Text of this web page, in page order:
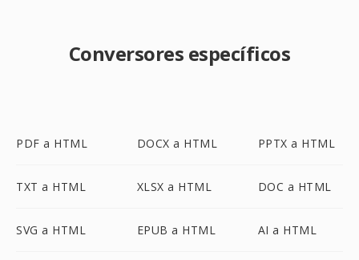
Conversores específicos
PDF a HTML DOCX a HTML PPTX a HTML
TXT a HTML XLSX a HTML DOC a HTML
SVG a HTML EPUB a HTML AI a HTML